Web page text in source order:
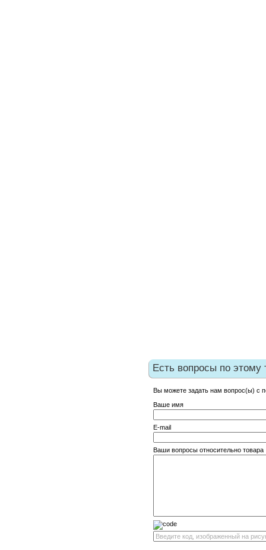
Есть вопросы по этому
Вы можете задать нам вопрос(ы)
Ваше имя
E-mail
Ваши вопросы относительно товара